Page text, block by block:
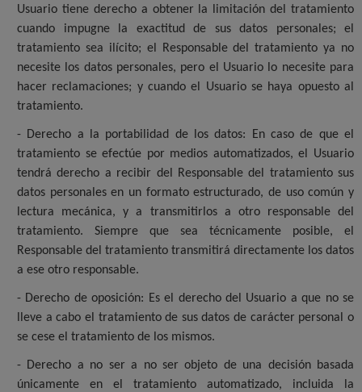
Usuario tiene derecho a obtener la limitación del tratamiento
cuando impugne la exactitud de sus datos personales; el
tratamiento sea ilícito; el Responsable del tratamiento ya no
necesite los datos personales, pero el Usuario lo necesite para
hacer reclamaciones; y cuando el Usuario se haya opuesto al
tratamiento.
- Derecho a la portabilidad de los datos: En caso de que el
tratamiento se efectúe por medios automatizados, el Usuario
tendrá derecho a recibir del Responsable del tratamiento sus
datos personales en un formato estructurado, de uso común y
lectura mecánica, y a transmitirlos a otro responsable del
tratamiento. Siempre que sea técnicamente posible, el
Responsable del tratamiento transmitirá directamente los datos
a ese otro responsable.
- Derecho de oposición: Es el derecho del Usuario a que no se
lleve a cabo el tratamiento de sus datos de carácter personal o
se cese el tratamiento de los mismos.
- Derecho a no ser a no ser objeto de una decisión basada
únicamente en el tratamiento automatizado, incluida la